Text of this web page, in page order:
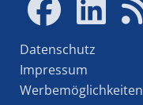
Datenschutz
Impressum
Werbemöglichkeiten